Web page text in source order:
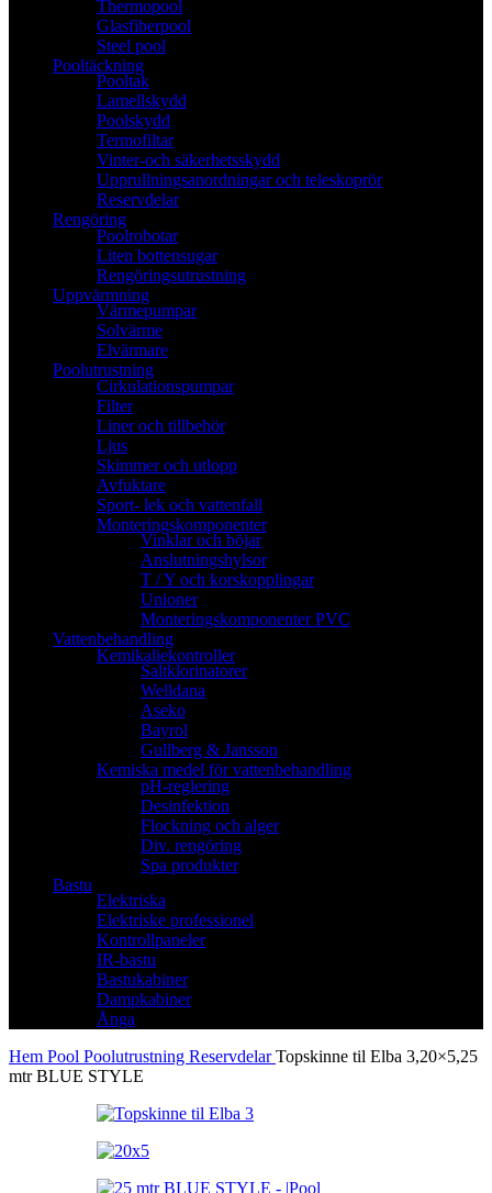
Thermopool
Glasfiberpool
Steel pool
Pooltäckning
Pooltak
Lamellskydd
Poolskydd
Termofiltar
Vinter-och säkerhetsskydd
Upprullningsanordningar och teleskoprör
Reservdelar
Rengöring
Poolrobotar
Liten bottensugar
Rengöringsutrustning
Uppvärmning
Värmepumpar
Solvärme
Elvärmare
Poolutrustning
Cirkulationspumpar
Filter
Liner och tillbehör
Ljus
Skimmer och utlopp
Avfuktare
Sport- lek och vattenfall
Monteringskomponenter
Vinklar och böjar
Anslutningshylsor
T / Y och korskopplingar
Unioner
Monteringskomponenter PVC
Vattenbehandling
Kemikaliekontroller
Saltklorinatorer
Welldana
Aseko
Bayrol
Gullberg & Jansson
Kemiska medel för vattenbehandling
pH-reglering
Desinfektion
Flockning och alger
Div. rengöring
Spa produkter
Bastu
Elektriska
Elektriske professionel
Kontrollpaneler
IR-bastu
Bastukabiner
Dampkabiner
Ånga
Hem Pool Poolutrustning ReservdelarTopskinne til Elba 3,20×5,25
mtr BLUE STYLE